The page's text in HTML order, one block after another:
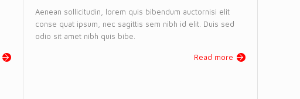
Aenean sollicitudin, lorem quis bibendum auctornisi elit
conse quat ipsum, nec sagittis sem nibh id elit. Duis sed
odio sit amet nibh quis bibe.
Read more